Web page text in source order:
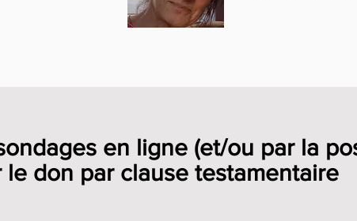
en ligne (et/ou par la
le don par clause testamentaire